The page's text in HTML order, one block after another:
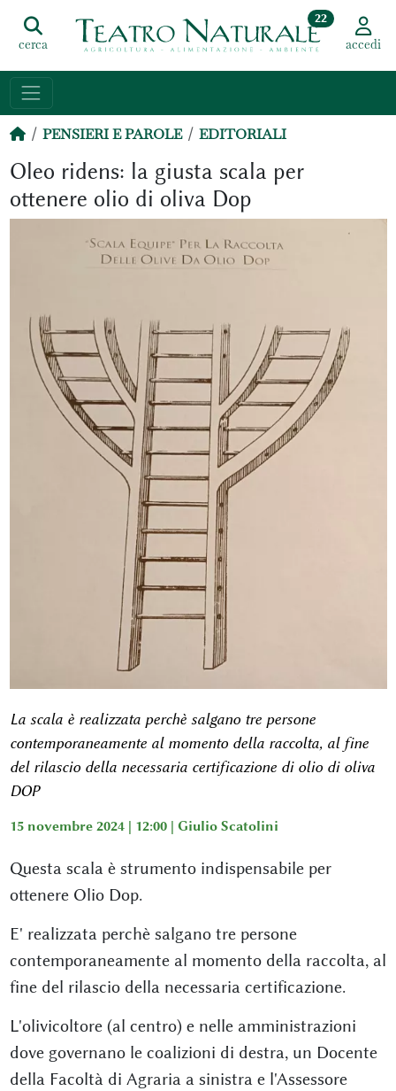
cerca
22
accedi
PENSIERI E PAROLE EDITORIALI
Oleo ridens: la giusta scala per
ottenere olio di oliva Dop
La scala è realizzata perchè salgano tre persone
contemporaneamente al momento della raccolta, al fine
del rilascio della necessaria certificazione di olio di oliva
DOP
15 novembre 2024 | 12:00 | Giulio Scatolini
Questa scala è strumento indispensabile per
ottenere Olio Dop.
E' realizzata perchè salgano tre persone
contemporaneamente al momento della raccolta, al
fine del rilascio della necessaria certificazione.
L'olivicoltore (al centro) e nelle amministrazioni
dove governano le coalizioni di destra, un Docente
della Facoltà di Agraria a sinistra e l'Assessore